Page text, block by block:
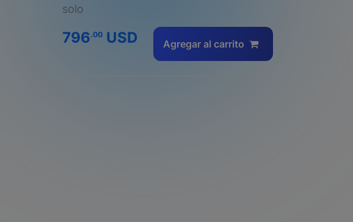
solo
796.00 USD Agregar al carrito